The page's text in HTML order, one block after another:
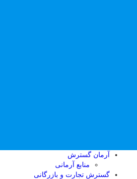
آرمان گسترش
منابع آرمانی
گسترش تجارت و بازرگانی